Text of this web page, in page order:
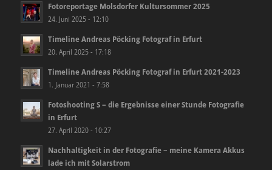
Fotoreportage Molsdorfer Kultursommer 2025
24. Juni 2025 - 12:10
Timeline Andreas Pöcking Fotograf in Erfurt
20. April 2025 - 17:18
Timeline Andreas Pöcking Fotograf in Erfurt 2021-2023
1. Januar 2021 - 7:58
Fotoshooting S – die Ergebnisse einer Stunde Fotografie
in Erfurt
27. April 2020 - 10:27
Nachhaltigkeit in der Fotografie – meine Kamera Akkus
lade ich mit Solarstrom